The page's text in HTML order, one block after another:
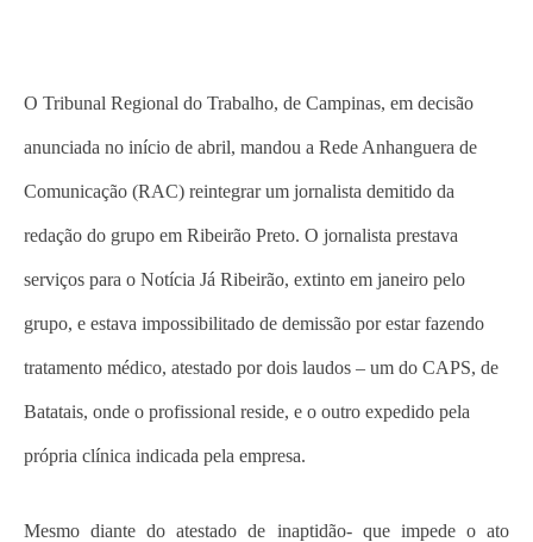
O Tribunal Regional do Trabalho, de Campinas, em decisão
anunciada no início de abril, mandou a Rede Anhanguera de
Comunicação (RAC) reintegrar um jornalista demitido da
redação do grupo em Ribeirão Preto. O jornalista prestava
serviços para o Notícia Já Ribeirão, extinto em janeiro pelo
grupo, e estava impossibilitado de demissão por estar fazendo
tratamento médico, atestado por dois laudos – um do CAPS, de
Batatais, onde o profissional reside, e o outro expedido pela
própria clínica indicada pela empresa.
Mesmo diante do atestado de inaptidão- que impede o ato